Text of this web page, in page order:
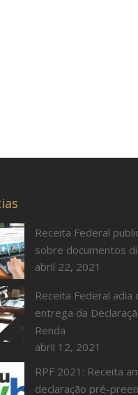
Receita Federal
sobre documentos
abril 22, 2021
Receita Federal adia
entrega da
Renda
abril 12, 2021
RPF 2021: Receita
declaração pré-